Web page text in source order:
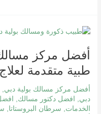
أفضل مركز
طبية متقدمة
أفضل مركز مسالك بولية دبي,
دبي, افضل دكتور مسالك,
الخدمات, سرطان البروستاتا,
أفضل
مسالك
بولية
في
دبي
|
خبرة